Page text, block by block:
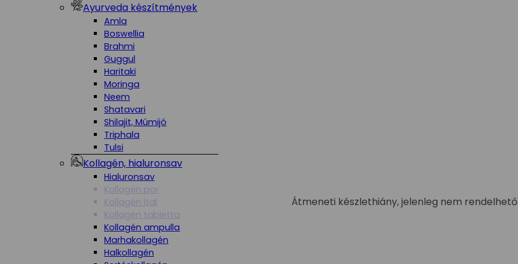
Ayurveda készítmények
Amla
Boswellia
Brahmi
Guggul
Haritaki
Moringa
Neem
Shatavari
Shilajit, Múmijó
Triphala
Tulsi
Kollagén, hialuronsav
Hialuronsav
Kollagén por
Kollagén ital
Kollagén tabletta
Kollagén ampulla
Marhakollagén
Halkollagén
Átmeneti készlethiány, jelenleg nem rendelhető